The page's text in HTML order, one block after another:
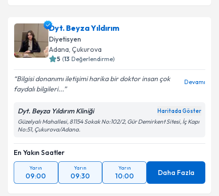
Dyt. Beyza Yıldırım
Diyetisyen
Adana,Çukurova
( Değerlendirme)
Bilgisi donanımı iletişimi harika bir doktor insan çok
faydalı bilgileri...
Dyt. Beyza Yıldırım Kliniği
Güzelyalı Mahallesi, 81154 Sokak No:102/2, Gür Demirkent Sitesi, İç Kapı
No:51, Çukurova/Adana.
En Yakın Saatler
Yarın
09:00
Yarın
09:30
Yarın
10:00 Daha Fazla